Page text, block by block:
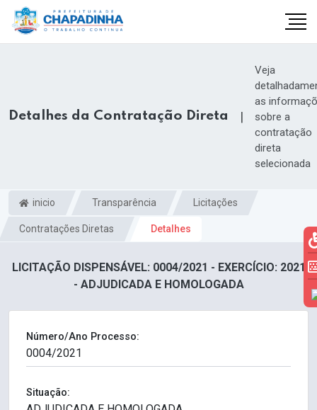
Detalhes da Contratação Direta |
Veja
as
sobre a
contratação
direta
selecionada
inicio Transparência Licitações
Contratações Diretas Detalhes
LICITAÇÃO DISPENSÁVEL: 0004/2021 - EXERCÍCIO: 2021
- ADJUDICADA E HOMOLOGADA
Número/Ano Processo:
Situação: